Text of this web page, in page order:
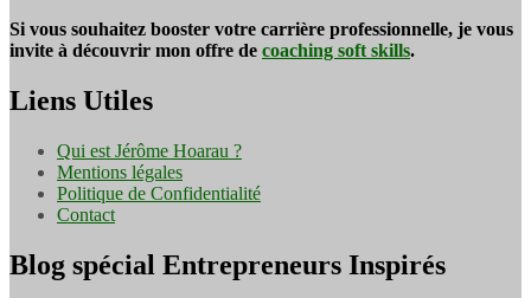
Si vous souhaitez booster votre carrière professionnelle, je vous
invite à découvrir mon offre de coaching soft skills.
Liens Utiles
Qui est Jérôme Hoarau ?
Mentions légales
Politique de Confidentialité
Contact
Blog spécial Entrepreneurs Inspirés